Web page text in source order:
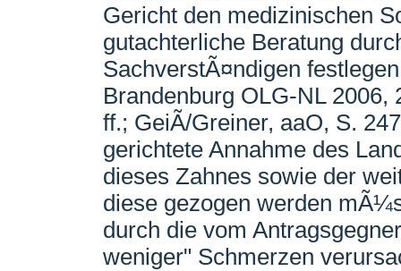
Gericht den medizinischen
gutachterliche Beratung
SachverstÃ¤ndigen
Brandenburg OLG-NL
ff.; GeiÃ/Greiner, aaO, S.
gerichtete Annahme des
dieses Zahnes sowie der
diese gezogen werden
durch die vom
weniger" Schmerzen